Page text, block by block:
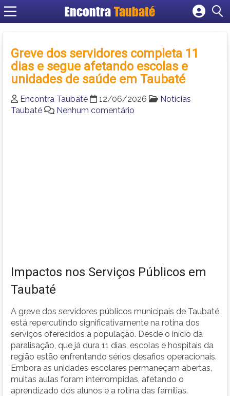
EncontraTaubaté
Cadastrar empresa
Criar conta
Greve dos servidores completa 11
dias e segue afetando escolas e
unidades de saúde em Taubaté
Encontra Taubaté 12/06/2026
Notícias
Taubaté
Nenhum comentário
Impactos nos Serviços Públicos em
Taubaté
A greve dos servidores públicos municipais de Taubaté
está repercutindo significativamente na rotina dos
serviços oferecidos à população. Desde o início da
paralisação, que já dura 11 dias, escolas e hospitais da
região estão enfrentando sérios desafios operacionais.
Embora as unidades escolares permaneçam abertas,
muitas aulas foram interrompidas, afetando o
aprendizado dos alunos e a rotina das famílias.